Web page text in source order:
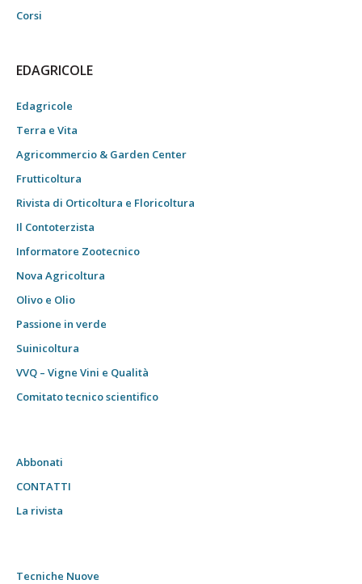
Corsi
EDAGRICOLE
Edagricole
Terra e Vita
Agricommercio & Garden Center
Frutticoltura
Rivista di Orticoltura e Floricoltura
Il Contoterzista
Informatore Zootecnico
Nova Agricoltura
Olivo e Olio
Passione in verde
Suinicoltura
VVQ – Vigne Vini e Qualità
Comitato tecnico scientifico
Abbonati
CONTATTI
La rivista
Tecniche Nuove